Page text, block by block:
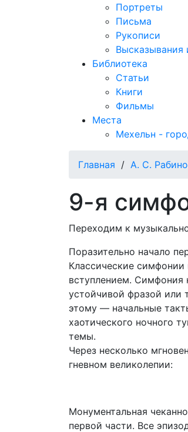
Портреты
Письма
Рукописи
Библиотека
Статьи
Книги
Фильмы
Места
Мехельн -
Главная / А. С.
9-я
Переходим к
Поразительно начало
Классические
вступлением. Симфония
устойчивой фразой или
этому — начальные
хаотического ночного
темы.
Через несколько
гневном великолепии:
Монументальная
первой части. Все